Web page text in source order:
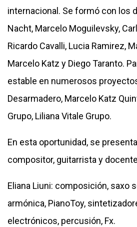
internacional. Se formó con los
Nacht, Marcelo Moguilevsky,
Ricardo Cavalli, Lucia Ramirez,
Marcelo Katz y Diego Taranto.
estable en numerosos
Desarmadero, Marcelo Katz
Grupo, Liliana Vitale Grupo.
En esta oportunidad, se
compositor, guitarrista y
Eliana Liuni: composición, saxo
armónica, PianoToy,
electrónicos, percusión, Fx.